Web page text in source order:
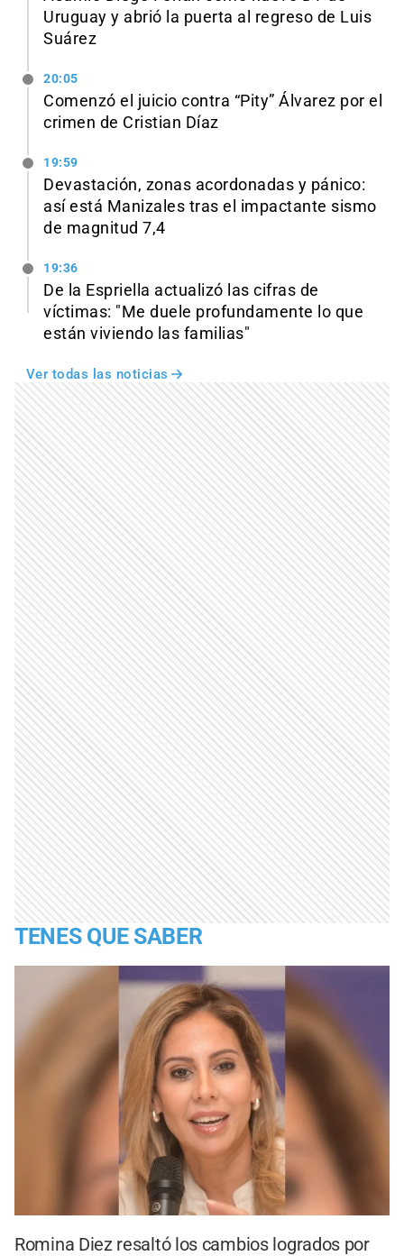
Uruguay y abrió la puerta al regreso de Luis
Suárez
20:05
Comenzó el juicio contra “Pity” Álvarez por el
crimen de Cristian Díaz
19:59
Devastación, zonas acordonadas y pánico:
así está Manizales tras el impactante sismo
de magnitud 7,4
19:36
De la Espriella actualizó las cifras de
víctimas: "Me duele profundamente lo que
están viviendo las familias"
Ver todas las noticias
TENES QUE SABER
Romina Diez resaltó los cambios logrados por